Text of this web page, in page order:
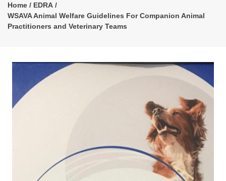
Home / EDRA /
WSAVA Animal Welfare Guidelines For Companion Animal
Practitioners and Veterinary Teams